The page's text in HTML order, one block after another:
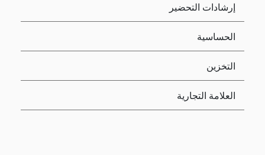
إرشادات التحضير
الحساسية
التخزين
العلامة التجارية